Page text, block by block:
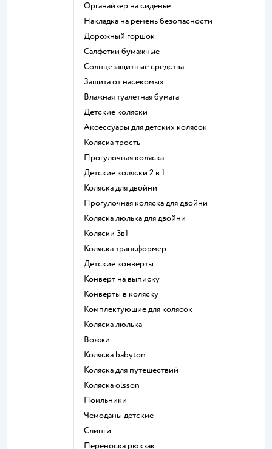
Органайзер на сиденье
Накладка на ремень безопасности
Дорожный горшок
Салфетки бумажные
Солнцезащитные средства
Защита от насекомых
Влажная туалетная бумага
Детские коляски
Аксессуары для детских колясок
Коляска трость
Прогулочная коляска
Детские коляски 2 в 1
Коляска для двойни
Прогулочная коляска для двойни
Коляска люлька для двойни
Коляски 3в1
Коляска трансформер
Детские конверты
Конверт на выписку
Конверты в коляску
Комплектующие для колясок
Коляска люлька
Вожжи
Коляска babyton
Коляска для путешествий
Коляска olsson
Поильники
Чемоданы детские
Слинги
Переноска рюкзак